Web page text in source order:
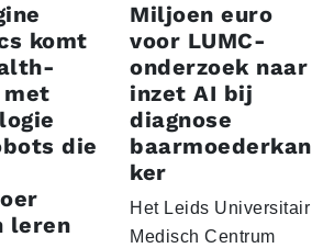
komt
met
die
leren
Miljoen euro
voor LUMC-
onderzoek naar
inzet AI bij
diagnose
baarmoederkan
ker
Het Leids Universitair
Medisch Centrum